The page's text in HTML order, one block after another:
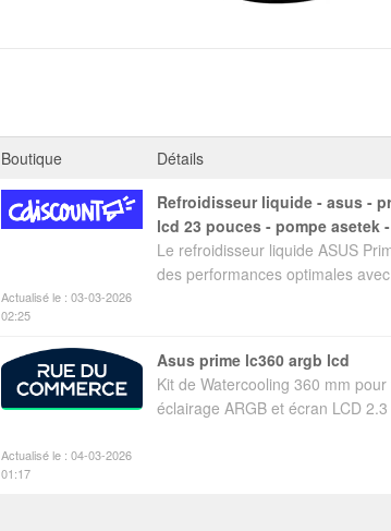
Boutique Détails
Actualisé le : 03-03-2026
02:25
refroidisseur liquide - asus - prime lc argb lcd - écran
lcd 23 pouces - pompe asetek
Le refroidisseur liquide ASUS
des performances optimales
Actualisé le : 04-03-2026
01:17
asus prime lc360 argb lcd
Kit de Watercooling 360 mm
éclairage ARGB et écran LCD 2.3